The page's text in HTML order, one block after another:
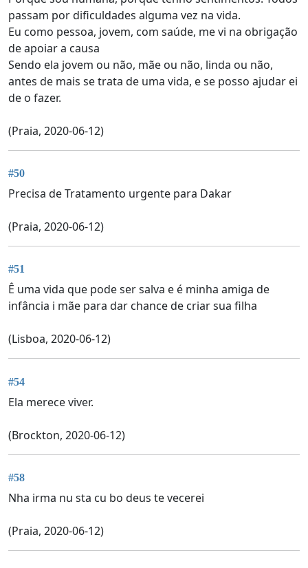
passam por dificuldades alguma vez na vida.
Eu como pessoa, jovem, com saúde, me vi na obrigação
de apoiar a causa
Sendo ela jovem ou não, mãe ou não, linda ou não,
antes de mais se trata de uma vida, e se posso ajudar ei
de o fazer.
(Praia, 2020-06-12)
#50
Precisa de Tratamento urgente para Dakar
(Praia, 2020-06-12)
#51
Ê uma vida que pode ser salva e é minha amiga de
infância i mãe para dar chance de criar sua filha
(Lisboa, 2020-06-12)
#54
Ela merece viver.
(Brockton, 2020-06-12)
#58
Nha irma nu sta cu bo deus te vecerei
(Praia, 2020-06-12)